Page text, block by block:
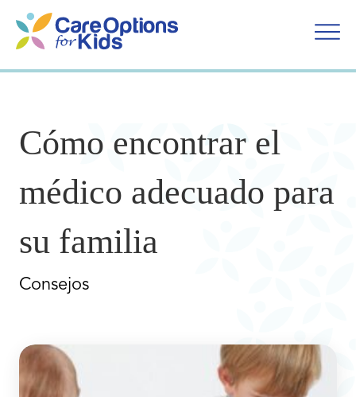
contenido
Cómo encontrar el
médico adecuado para
su familia
Consejos